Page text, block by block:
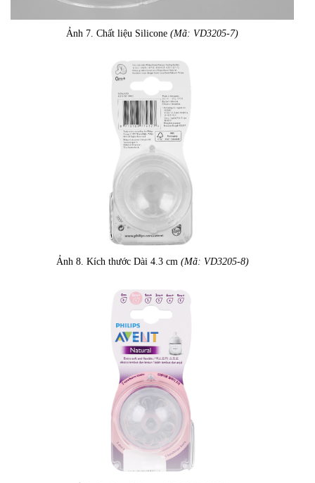
Ảnh 7. Chất liệu Silicone (Mã: VD3205-7)
Ảnh 8. Kích thước Dài 4.3 cm (Mã: VD3205-8)